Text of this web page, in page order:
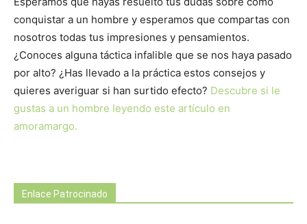
conquistar a un hombre y esperamos que compartas con
nosotros todas tus impresiones y pensamientos.
¿Conoces alguna táctica infalible que se nos haya pasado
por alto? ¿Has llevado a la práctica estos consejos y
quieres averiguar si han surtido efecto? Descubre si le
gustas a un hombre leyendo este artículo en
amoramargo.
Enlace Patrocinado